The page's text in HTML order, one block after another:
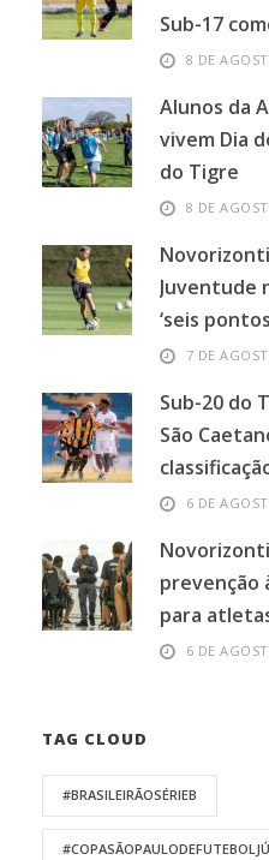
Sub-17
8 DE
Alunos da
vivem Dia
do Tigre
8 DE
Juventude
‘seis
7 DE
Sub-20 do
São
6 DE
prevenção
para
6 DE
TAG CLOUD
#BRASILEIRÃOSÉRIEB